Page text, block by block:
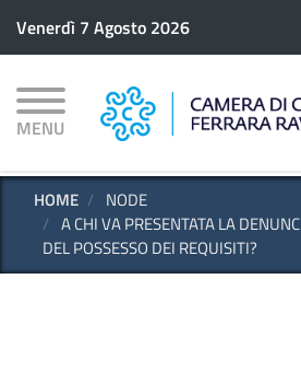
Venerdì 7 Agosto 2026
MENU
HOME
NODE
A CHI VA PRESENTATA LA
DEL POSSESSO DEI REQUISITI?